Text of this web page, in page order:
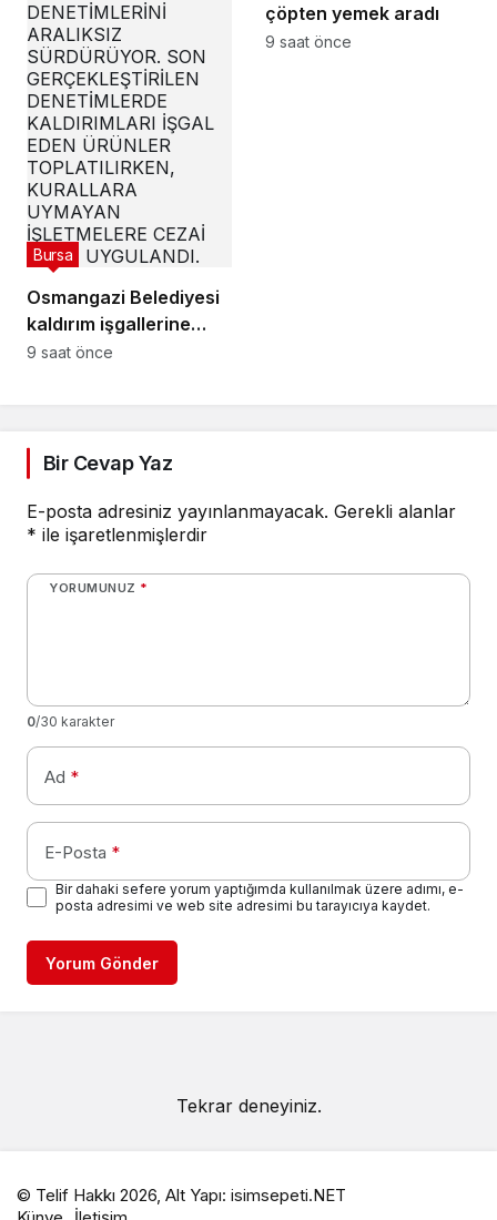
Osmangazi Belediyesi
kaldırım işgallerine
fırsat vermiyor
Bursa
9 saat önce
çöpten yemek aradı
9 saat önce
Bir Cevap Yaz
E-posta adresiniz yayınlanmayacak. Gerekli alanlar
* ile işaretlenmişlerdir
YORUMUNUZ *
0/30 karakter
Ad *
E-Posta *
Bir dahaki sefere yorum yaptığımda kullanılmak üzere adımı, e-
posta adresimi ve web site adresimi bu tarayıcıya kaydet.
Yorum Gönder
Tekrar deneyiniz.
© Telif Hakkı 2026, Alt Yapı: isimsepeti.NET